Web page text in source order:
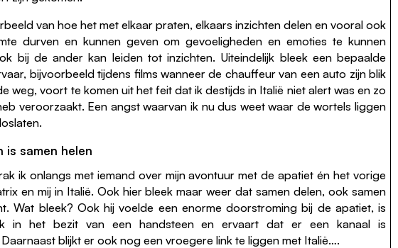
van hoe het met elkaar praten, elkaars inzichten delen en vooral ook
durven en kunnen geven om gevoeligheden en emoties te kunnen
bij de ander kan leiden tot inzichten. Uiteindelijk bleek een bepaalde
bijvoorbeeld tijdens films wanneer de chauffeur van een auto zijn blik
weg, voort te komen uit het feit dat ik destijds in Italië niet alert was en zo
veroorzaakt. Een angst waarvan ik nu dus weet waar de wortels liggen
is samen helen
ik onlangs met iemand over mijn avontuur met de apatiet én het vorige
en mij in Italië. Ook hier bleek maar weer dat samen delen, ook samen
Wat bleek? Ook hij voelde een enorme doorstroming bij de apatiet, is
in het bezit van een handsteen en ervaart dat er een kanaal is
blijkt er ook nog een vroegere link te liggen met Italië….